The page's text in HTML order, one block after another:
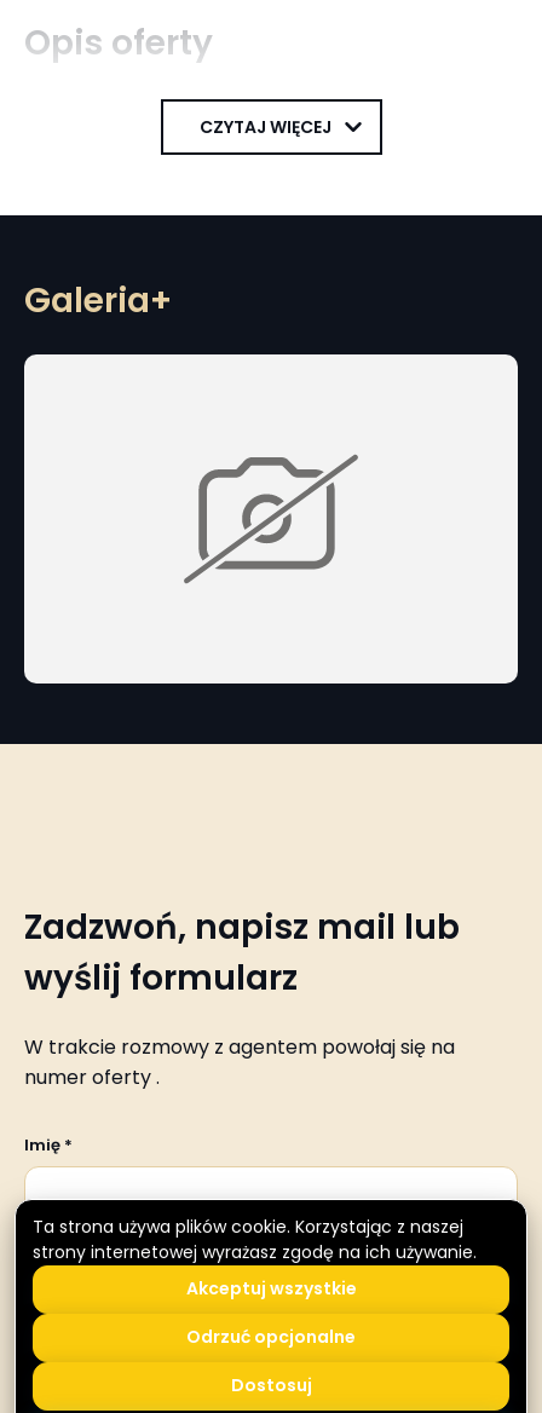
Opis oferty
CZYTAJ WIĘCEJ
Galeria+
Zadzwoń, napisz mail lub
wyślij formularz
W trakcie rozmowy z agentem powołaj się na
numer oferty.
Imię *
Nazwisko *
Adres e-mail *
Ta strona używa plików cookie. Korzystając z naszej
strony internetowej wyrażasz zgodę na ich używanie.
Akceptuj wszystkie
Odrzuć opcjonalne
Dostosuj